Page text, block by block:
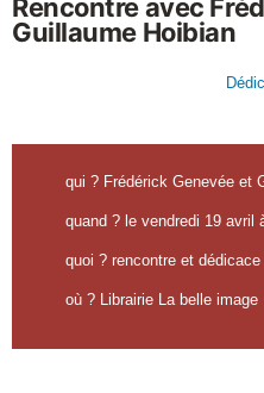
Rencontre avec
Guillaume Hoibian
qui ? Frédérick Genevée et
quand ? le vendredi 19 avril
quoi ? rencontre et dédicace
où ? Librairie La belle image